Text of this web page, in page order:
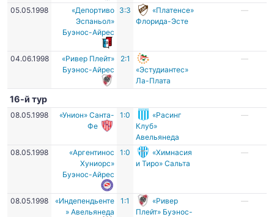
05.05.1998
«Депортиво
Эспаньол»
Буэнос-Айрес
3:3
«Платенсе»
Флорида-Эсте
—
04.06.1998
«Ривер Плейт»
Буэнос-Айрес
2:1
«Эстудиантес»
Ла-Плата
—
16-й тур
08.05.1998
«Унион» Санта-
Фе
1:0
«Расинг
Клуб»
Авельянеда
—
08.05.1998
«Аргентинос
Хуниорс»
Буэнос-Айрес
1:0
«Химнасия
и Тиро» Сальта
—
08.05.1998
«Индепендьенте
» Авельянеда
1:1
«Ривер
Плейт» Буэнос-
—